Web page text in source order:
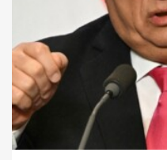
Milák
méteren